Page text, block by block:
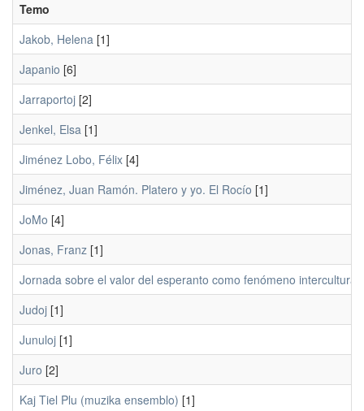
Temo
Jakob, Helena [1]
Japanio [6]
Jarraportoj [2]
Jenkel, Elsa [1]
Jiménez Lobo, Félix [4]
Jiménez, Juan Ramón. Platero y yo. El Rocío [1]
JoMo [4]
Jonas, Franz [1]
Jornada sobre el valor del esperanto como fenómeno intercultural
Judoj [1]
Junuloj [1]
Juro [2]
Kaj Tiel Plu (muzika ensemblo) [1]